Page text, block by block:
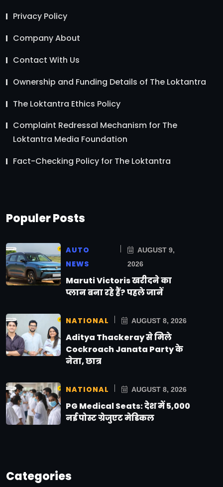
Privacy Policy
Company About
Contact With Us
Ownership and Funding Details of The Loktantra
The Loktantra Ethics Policy
Complaint Redressal Mechanism for The
Loktantra Media Foundation
Fact-Checking Policy for The Loktantra
Populer Posts
AUTO
NEWS
AUGUST 9,
2026
Maruti Victoris खरीदने का
प्लान बना रहे हैं? पहले जानें
NATIONAL AUGUST 8, 2026
Aditya Thackeray से मिले
Cockroach Janata Party के
नेता, छात्र
NATIONAL AUGUST 8, 2026
PG Medical Seats: देश में 5,000
नई पोस्ट ग्रेजुएट मेडिकल
Categories